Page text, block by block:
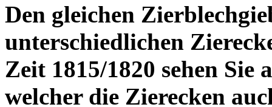
Den gleichen
unterschiedlichen
Zeit 1815/1820 sehen
welcher die Zierecken